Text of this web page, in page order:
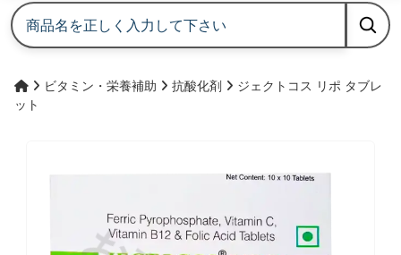
ビタミン・栄養補助 抗酸化剤
ジェクトコス リポ タブレ
ット